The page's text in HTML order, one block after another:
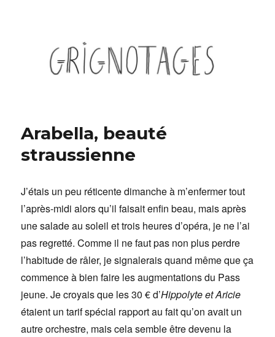
Arabella, beauté
straussienne
J’étais un peu réticente dimanche à m’enfermer tout
l’après-midi alors qu’il faisait enfin beau, mais après
une salade au soleil et trois heures d’opéra, je ne l’ai
pas regretté. Comme il ne faut pas non plus perdre
l’habitude de râler, je signalerais quand même que ça
commence à bien faire les augmentations du Pass
jeune. Je croyais que les 30 € d’Hippolyte et Aricie
étaient un tarif spécial rapport au fait qu’on avait un
autre orchestre, mais cela semble être devenu la